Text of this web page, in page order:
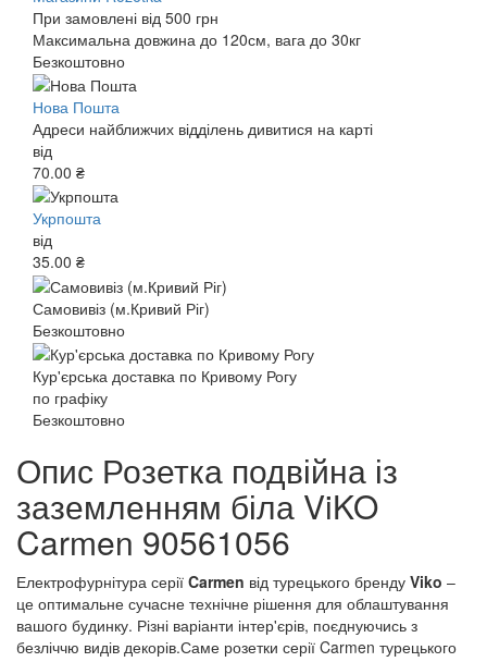
При замовлені від 500 грн
Максимальна довжина до 120см, вага до 30кг
Безкоштовно
Нова Пошта
Адреси найближчих відділень дивитися на карті
від
70.00 ₴
Укрпошта
від
35.00 ₴
Самовивіз (м.Кривий Ріг)
Безкоштовно
Кур'єрська доставка по Кривому Рогу
по графіку
Безкоштовно
Опис Розетка подвійна із
заземленням біла ViKO
Carmen 90561056
Електрофурнітура серії Carmen від турецького бренду Viko –
це оптимальне сучасне технічне рішення для облаштування
вашого будинку. Різні варіанти інтер'єрів, поєднуючись з
безліччю видів декорів.Саме розетки серії Carmen турецького